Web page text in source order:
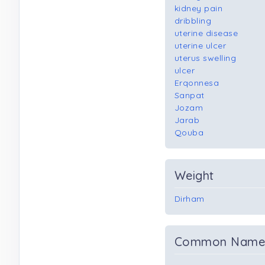
kidney pain
dribbling
uterine disease
uterine ulcer
uterus swelling
ulcer
Erqonnesa
Sanpat
Jozam
Jarab
Qouba
Weight
Dirham
Common Name